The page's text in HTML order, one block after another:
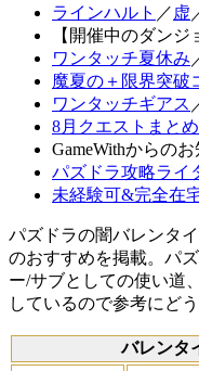
ラインハルト ／ 虚
【開催中のダンジ
ワンタッチ夏休み
魔夏の＋限界突破
ワンタッチギアス
8月クエストまとめ
GameWithからの
パズドラ攻略ライ
未経験可&完全在
パズドラの闇バレンタ
のおすすめを掲載。パ
ー/サブとしての使い道
しているので参考にどう
バレンタ